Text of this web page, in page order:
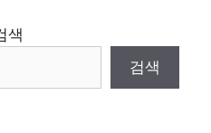
색
검색